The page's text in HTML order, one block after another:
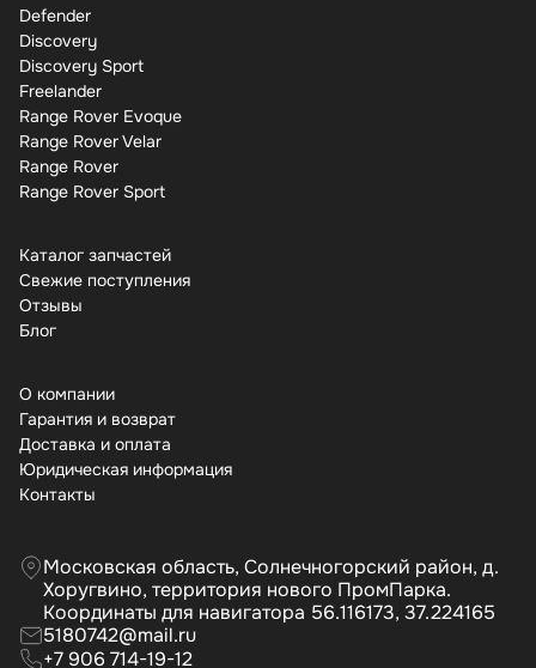
Defender
Discovery
Discovery Sport
Freelander
Range Rover Evoque
Range Rover Velar
Range Rover
Range Rover Sport
Каталог запчастей
Свежие поступления
Отзывы
Бло
О компании
Гарантия и возврат
Доставка и оплата
Юридическая информация
Контакты
Московская область, Солнечногорский район, д.
Хоругвино, территория нового ПромПарка.
Координаты для навигатора 56.116173, 37.224165
5180742@mail.ru
+7 906 714-19-12